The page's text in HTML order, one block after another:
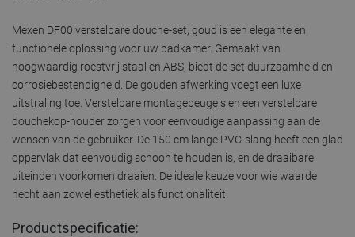
Mexen DF00 verstelbare douche-set, goud is een elegante en
functionele oplossing voor uw badkamer. Gemaakt van
hoogwaardig roestvrij staal en ABS, biedt de set duurzaamheid en
corrosiebestendigheid. De gouden afwerking voegt een luxe
uitstraling toe. Verstelbare montagebeugels en een verstelbare
douchekop-houder zorgen voor eenvoudige aanpassing aan de
wensen van de gebruiker. De 150 cm lange PVC-slang heeft een glad
oppervlak dat eenvoudig schoon te houden is, en de draaibare
uiteinden voorkomen draaien. De ideale keuze voor wie waarde
hecht aan zowel esthetiek als functionaliteit.
Productspecificatie: